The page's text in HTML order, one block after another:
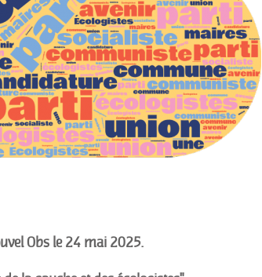
Obs le 24 mai 2025.